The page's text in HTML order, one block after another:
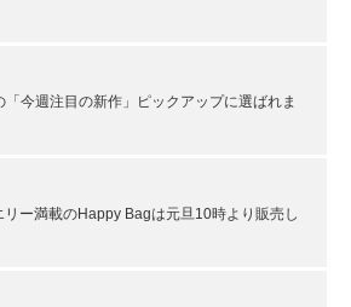
今週注目の新作」ピックアップに選ばれま
ー満載のHappy Bagは元旦10時より販売し